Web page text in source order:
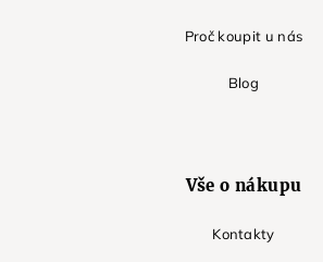
Proč koupit u nás
Blog
Vše o nákupu
Kontakty